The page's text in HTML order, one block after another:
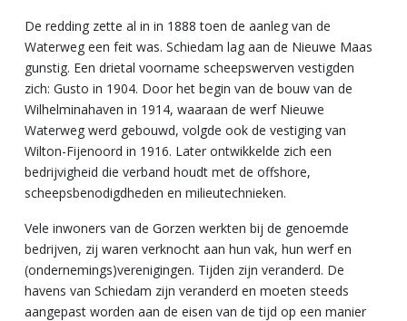
De redding zette al in in 1888 toen de aanleg van de
Waterweg een feit was. Schiedam lag aan de Nieuwe Maas
gunstig. Een drietal voorname scheepswerven vestigden
zich: Gusto in 1904. Door het begin van de bouw van de
Wilhelminahaven in 1914, waaraan de werf Nieuwe
Waterweg werd gebouwd, volgde ook de vestiging van
Wilton-Fijenoord in 1916. Later ontwikkelde zich een
bedrijvigheid die verband houdt met de offshore,
scheepsbenodigdheden en milieutechnieken.
Vele inwoners van de Gorzen werkten bij de genoemde
bedrijven, zij waren verknocht aan hun vak, hun werf en
(ondernemings)verenigingen. Tijden zijn veranderd. De
havens van Schiedam zijn veranderd en moeten steeds
aangepast worden aan de eisen van de tijd op een manier